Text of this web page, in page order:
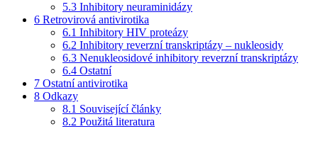
5.3 Inhibitory neuraminidázy
6 Retrovirová antivirotika
6.1 Inhibitory HIV proteázy
6.2 Inhibitory reverzní transkriptázy – nukleosidy
6.3 Nenukleosidové inhibitory reverzní transkriptázy
6.4 Ostatní
7 Ostatní antivirotika
8 Odkazy
8.1 Související články
8.2 Použitá literatura